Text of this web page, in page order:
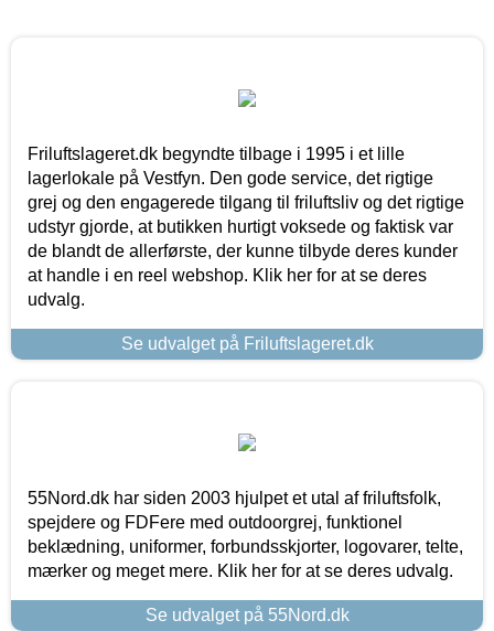
Friluftslageret.dk begyndte tilbage i 1995 i et lille
lagerlokale på Vestfyn. Den gode service, det rigtige
grej og den engagerede tilgang til friluftsliv og det rigtige
udstyr gjorde, at butikken hurtigt voksede og faktisk var
de blandt de allerførste, der kunne tilbyde deres kunder
at handle i en reel webshop. Klik her for at se deres
udvalg.
Se udvalget på Friluftslageret.dk
55Nord.dk har siden 2003 hjulpet et utal af friluftsfolk,
spejdere og FDFere med outdoorgrej, funktionel
beklædning, uniformer, forbundsskjorter, logovarer, telte,
mærker og meget mere. Klik her for at se deres udvalg.
Se udvalget på 55Nord.dk